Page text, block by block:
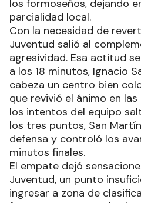
los formoseños, dejando
parcialidad local.
Con la necesidad de
Juventud salió al
agresividad. Esa actitud
a los 18 minutos, Ignacio
cabeza un centro bien
que revivió el ánimo en
los intentos del equipo
los tres puntos, San
defensa y controló los
minutos finales.
El empate dejó
Juventud, un punto
ingresar a zona de